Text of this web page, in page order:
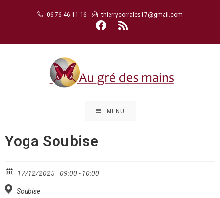
06 76 46 11 16 thierrycorrales17@gmail.com
MENU
Yoga Soubise
17/12/2025 09:00 - 10:00
Soubise